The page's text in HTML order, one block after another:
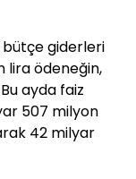
bütçe giderleri
lira ödeneğin,
ayda faiz
507 milyon
42 milyar